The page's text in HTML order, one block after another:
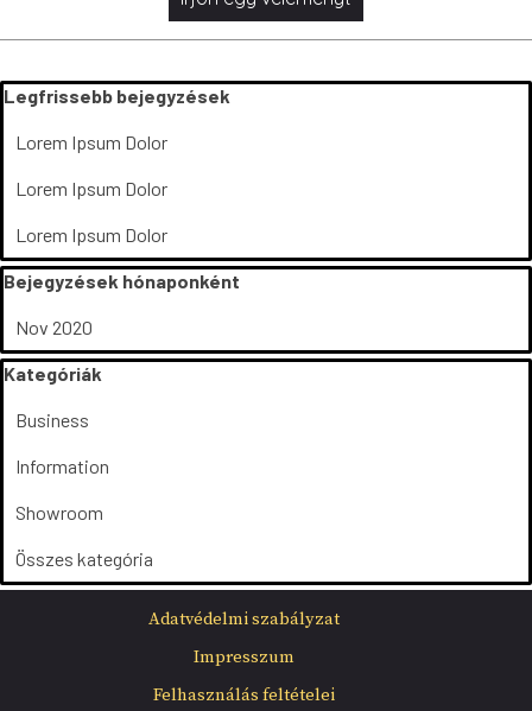
Kihagy blokk Legfrissebb bejegyzések
Legfrissebb bejegyzések
Lorem Ipsum Dolor
Lorem Ipsum Dolor
Lorem Ipsum Dolor
Kihagy blokk Bejegyzések hónaponként
Bejegyzések hónaponként
Nov 2020
Kihagy blokk Kategóriák
Kategóriák
Business
Information
Showroom
Összes kategória
Ugrás a menüre
Adatvédelmi szabályzat
Impresszum
Felhasználás feltételei